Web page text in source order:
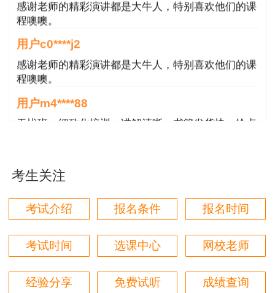
影响等等。
张子俊
高校在职讲师，拥有多年授课经验。本科与硕士皆
毕业于东北大学，从事工程经济及项目管理领域相
关研究，参编《工程项目管理》、辽宁省的《二级
建造师继续教育》等多部教材，多次参与建设主管
关课程有自己独到的见解。
建设工程教育网2026房地产估价师辅导课程招生
忧班等爆款课程，助各位备考生一臂之力！点击了
感谢老师的精彩演讲都是大牛人，特别喜欢他们的课
程噢噢。
用户c0****j2
感谢老师的精彩演讲都是大牛人，特别喜欢他们的课
程噢噢。
用户m4****88
无忧班，细致化培训，讲解清晰，书籍发货快，给点
第一次考房估，对比了好几家网校，最终选择了正
保，学习了两个月了，越来越发现讲得是真好，我这
门外汗都能听懂
用户m0****66
原理方法赵占香老师讲得很通俗易懂，节奏刚刚好，
跟着老师有信心学下去。
考生关注
考试介绍 报名条件 报名时间
考试时间 选课中心 网校老师
经验分享 免费试听 成绩查询